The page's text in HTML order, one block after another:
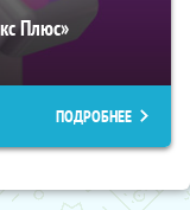
Плюс»
ПОДРОБНЕЕ